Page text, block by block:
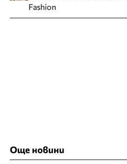
Fashion
Още новини